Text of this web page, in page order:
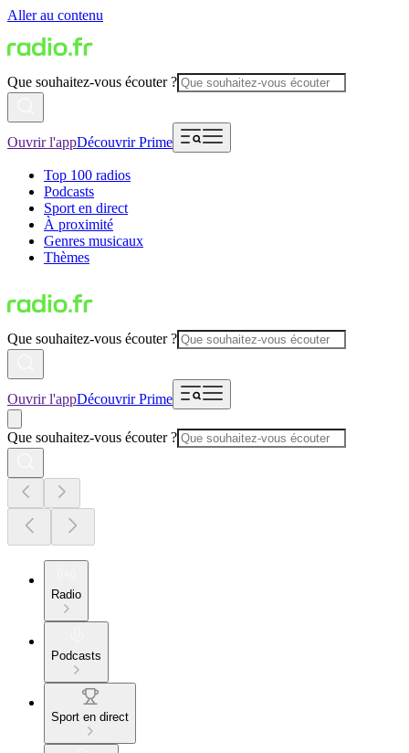
Aller au contenu
Que souhaitez-vous écouter ?
Ouvrir l'appDécouvrir Prime
Top 100 radios
Podcasts
Sport en direct
À proximité
Genres musicaux
Thèmes
Que souhaitez-vous écouter ?
Ouvrir l'appDécouvrir Prime
Que souhaitez-vous écouter ?
Radio
Podcasts
Sport en direct